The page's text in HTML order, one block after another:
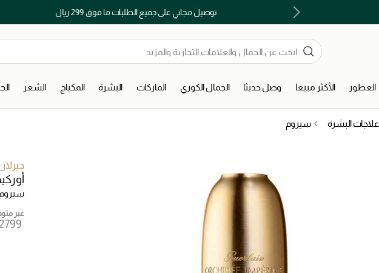
توصيل مجاني على جميع الطلبات ما فوق 299 ريال
العطور الأكثر مبيعا وصل حديثا الجمال الكوري الماركات البشرة المكياج الشعر
علاجات البشرة سيروم
سيروم
غير